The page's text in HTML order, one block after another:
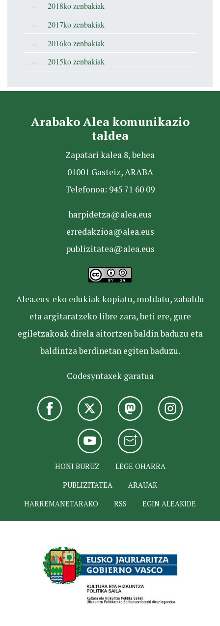
2018ko zenbakiak
2017ko zenbakiak
2016ko zenbakiak
2015ko zenbakiak
Arabako Alea komunikazio
taldea
Zapatari kalea 8, behea
01001 Gasteiz, ARABA
Telefonoa: 945 71 60 09
harpidetza@alea.eus
erredakzioa@alea.eus
publizitatea@alea.eus
Alea.eus-eko edukiak kopiatu, moldatu, zabaldu
eta argitaratzeko libre zara, beti ere, gure
egiletzakoak direla aitortzen baldin baduzu eta
baldintza berdinetan egiten baduzu.
Codesyntaxek garatua
HONI BURUZ
LEGE OHARRA
PUBLIZITATEA
ARAUAK
HARREMANETARAKO
RSS EGIN ALEAKIDE